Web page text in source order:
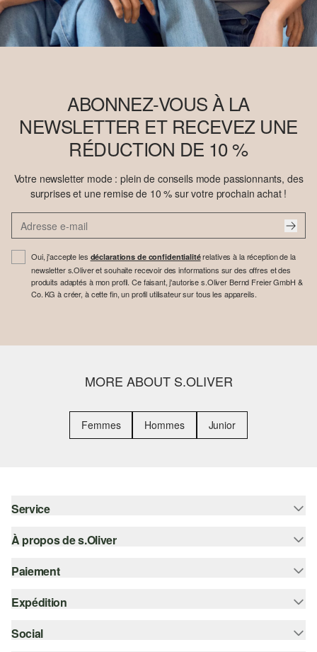
ABONNEZ-VOUS À LA
NEWSLETTER ET RECEVEZ UNE
RÉDUCTION DE 10 %
Votre newsletter mode : plein de conseils mode passionnants, des
surprises et une remise de 10 % sur votre prochain achat !
Oui, j'accepte les déclarations de confidentialitérelatives à la réception de la
newsletter s.Oliver et souhaite recevoir des informations sur des offres et des
produits adaptés à mon profil. Ce faisant, j'autorise s.Oliver Bernd Freier GmbH &
Co. KG à créer, à cette fin, un profil utilisateur sur tous les appareils.
MORE ABOUT S.OLIVER
Femmes Hommes Junior
Service
Aide - FAQ
À propos de s.Oliver
S'abonner à la Newsletter
s.Oliver Card
Paiement
Carte de crédit
Expédition
Suivi de colis
Social